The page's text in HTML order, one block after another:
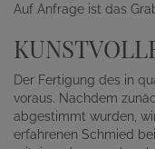
Auf Anfrage ist das
Der Fertigung des in
voraus. Nachdem
abgestimmt wurden,
erfahrenen Schmied